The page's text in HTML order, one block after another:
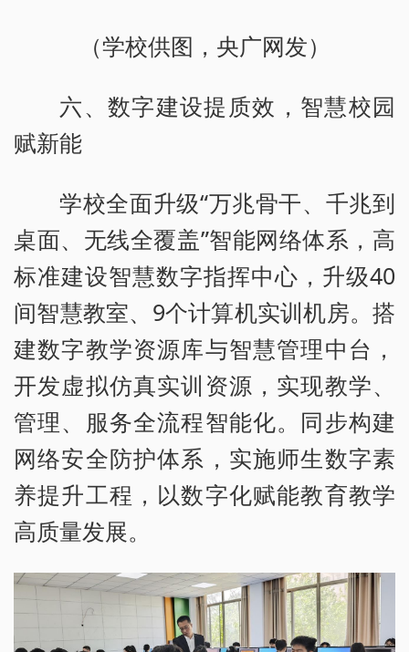
（学校供图，央广网发）
六、数字建设提质效，智慧校园
赋新能
学校全面升级“万兆骨干、千兆到
桌面、无线全覆盖”智能网络体系，高
标准建设智慧数字指挥中心，升级40
间智慧教室、9个计算机实训机房。搭
建数字教学资源库与智慧管理中台，
开发虚拟仿真实训资源，实现教学、
管理、服务全流程智能化。同步构建
网络安全防护体系，实施师生数字素
养提升工程，以数字化赋能教育教学
高质量发展。